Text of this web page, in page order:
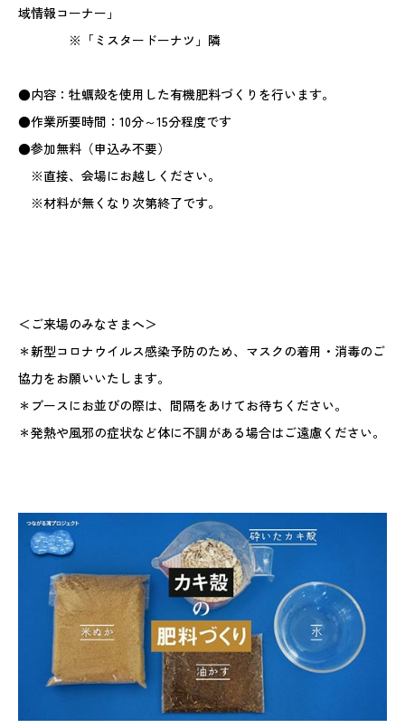
域情報コーナー」
※「ミスタードーナツ」隣
●内容：牡蠣殻を使用した有機肥料づくりを行います。
●作業所要時間：10分～15分程度です
●参加無料（申込み不要）
※直接、会場にお越しください。
※材料が無くなり次第終了です。
＜ご来場のみなさまへ＞
＊新型コロナウイルス感染予防のため、マスクの着用・消毒のご
協力をお願いいたします。
＊ブースにお並びの際は、間隔をあけてお待ちください。
＊発熱や風邪の症状など体に不調がある場合はご遠慮ください。